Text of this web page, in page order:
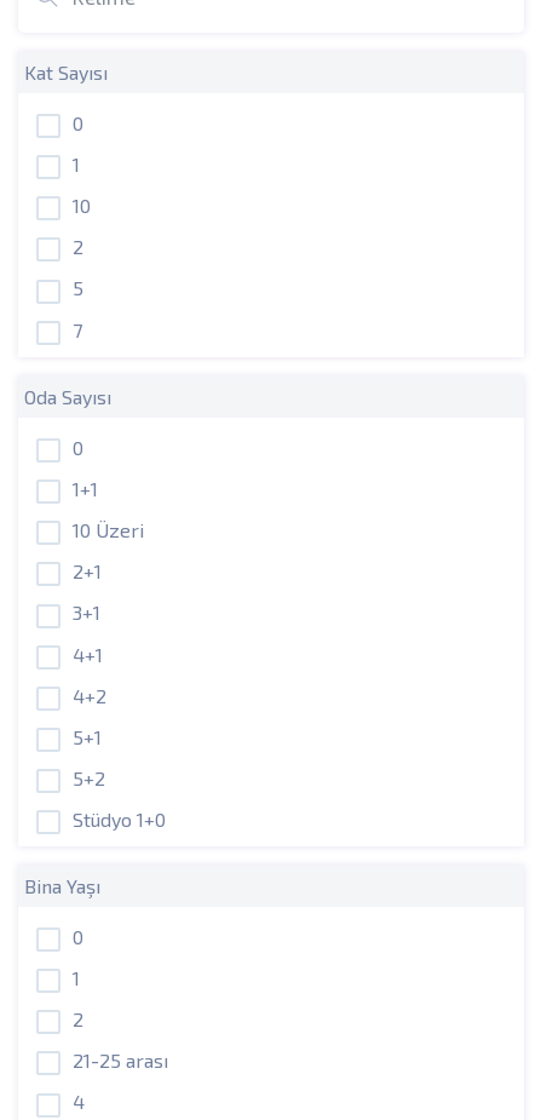
Kat Sayısı
0
1
10
2
5
7
Oda Sayısı
0
1+1
10 Üzeri
2+1
3+1
4+1
4+2
5+1
5+2
Stüdyo 1+0
Bina Yaşı
0
1
2
21-25 arası
4